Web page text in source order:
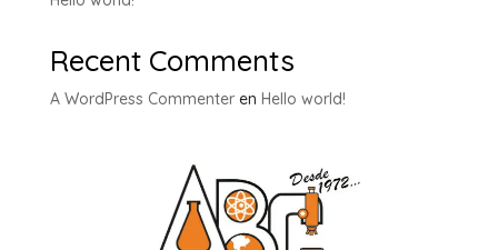
Recent Comments
A WordPress Commenteren Hello world!